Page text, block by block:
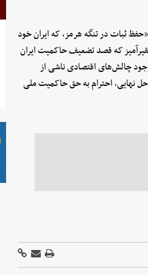
ثبات در تنگه هرمز، که ایران خود
که قصد تضعیف حاکمیت ایران
وجود چالش‌های اقتصادی ناشی از
حل نهایی، احترام به حق حاکمیت ملی